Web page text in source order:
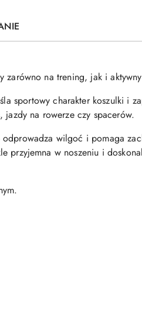
zarówno na trening, jak i
sportowy charakter koszulki i
jazdy na rowerze czy spacerów.
odprowadza wilgoć i pomaga
przyjemna w noszeniu i